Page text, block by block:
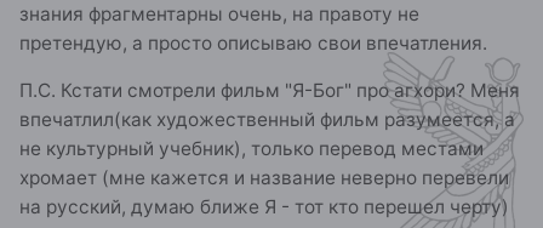
знания фрагментарны очень, на правоту не
претендую, а просто описываю свои впечатления.
П.С. Кстати смотрели фильм "Я-Бог" про агхори? Меня
впечатлил(как художественный фильм разумеется, а
не культурный учебник), только перевод местами
хромает (мне кажется и название неверно перевели
на русский, думаю ближе Я - тот кто перешел черту)